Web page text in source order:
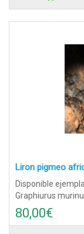
Liron pigmeo
Disponible
Graphiurus
80,00€